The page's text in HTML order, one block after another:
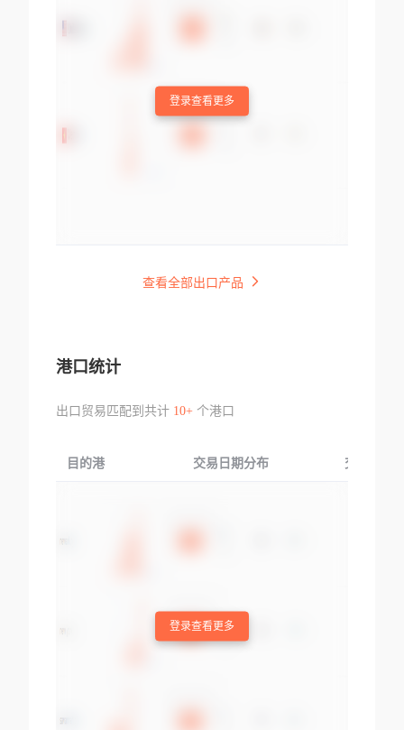
登录查看更多
查看全部出口产品
港口统计
出口贸易匹配到共计 10+个港口
目的港 交易日期分布 交易产品
登录查看更多